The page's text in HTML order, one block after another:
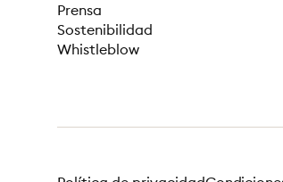
Prensa
Sostenibilidad
Whistleblow